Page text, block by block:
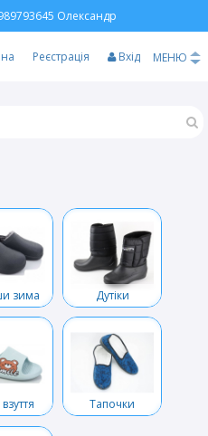
Олександр
Реєстрація Вхід МЕНЮ
зима Дутіки
Тапочки